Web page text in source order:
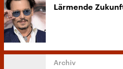
Lärmende